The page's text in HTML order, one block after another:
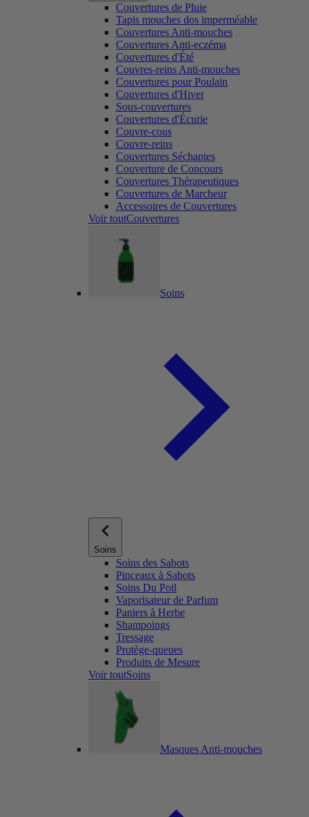
Couvertures de Pluie
Tapis mouches dos imperméable
Couvertures Anti-mouches
Couvertures Anti-eczéma
Couvertures d'Été
Couvres-reins Anti-mouches
Couvertures pour Poulain
Couvertures d'Hiver
Sous-couvertures
Couvertures d'Écurie
Couvre-cous
Couvre-reins
Couvertures Séchantes
Couverture de Concours
Couvertures Thérapeutiques
Couvertures de Marcheur
Accessoires de Couvertures
Voir toutCouvertures
Soins
Soins
Soins des Sabots
Pinceaux à Sabots
Soins Du Poil
Vaporisateur de Parfum
Paniers à Herbe
Shampoings
Tressage
Protège-queues
Produits de Mesure
Voir toutSoins
Masques Anti-mouches